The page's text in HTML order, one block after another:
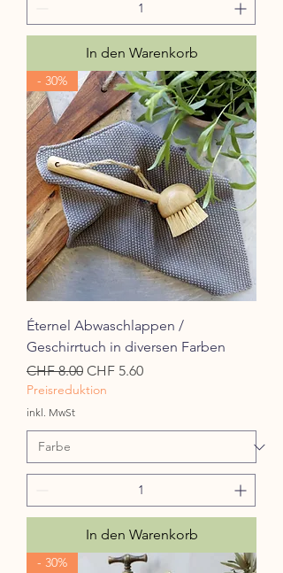
In den Warenkorb
- 30%
Éternel Abwaschlappen /
Geschirrtuch in diversen Farben
Standardpreis
CHF 8.00 Sale-Preis
CHF 5.60
Preisreduktion
inkl. MwSt
In den Warenkorb
- 30%